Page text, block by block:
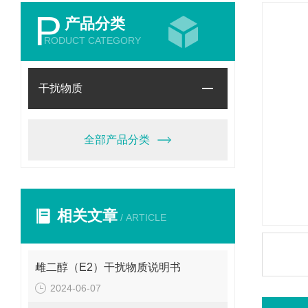
P 产品分类
RODUCT CATEGORY
干扰物质
全部产品分类
相关文章 / ARTICLE
雌二醇（E2）干扰物质说明书
2024-06-07